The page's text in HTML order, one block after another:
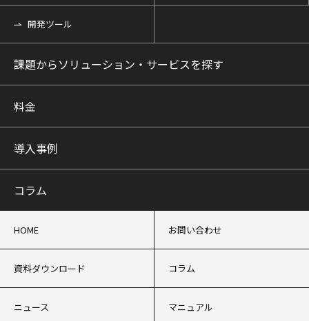
開発ツール
課題からソリューション・サービスを探す
料金
導入事例
コラム
HOME お問い合わせ
資料ダウンロード コラム
ニュース マニュアル